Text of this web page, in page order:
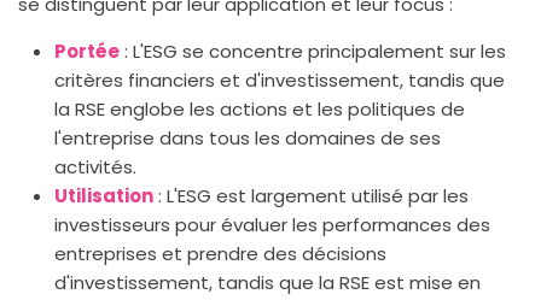
Portée: L'ESG se concentre principalement sur les
critères financiers et d'investissement, tandis que
la RSE englobe les actions et les politiques de
l'entreprise dans tous les domaines de ses
activités.
Utilisation: L'ESG est largement utilisé par les
investisseurs pour évaluer les performances des
entreprises et prendre des décisions
d'investissement, tandis que la RSE est mise en